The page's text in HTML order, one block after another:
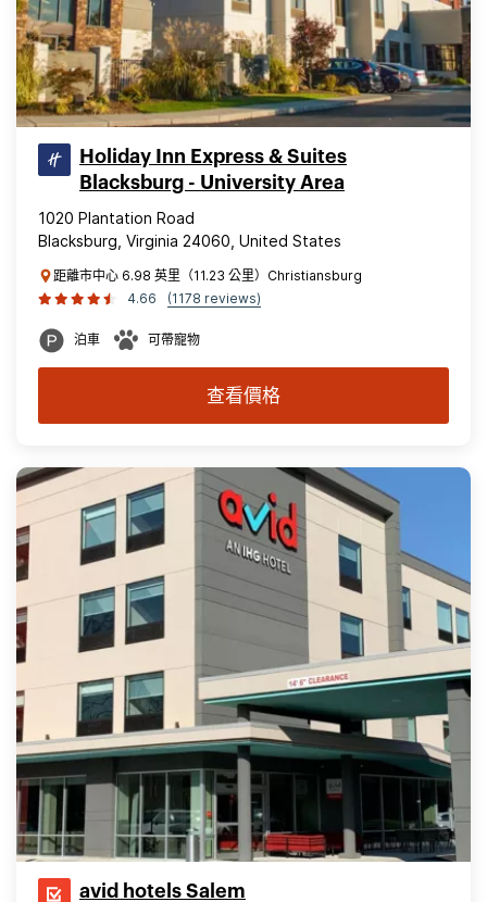
Holiday Inn Express & Suites
Blacksburg - University Area
1020 Plantation Road
Blacksburg, Virginia 24060, United States
距離市中心 6.98 英里（11.23 公里）Christiansburg
4.66
(1178 reviews)
泊車 可帶寵物
查看價格
avid hotels Salem